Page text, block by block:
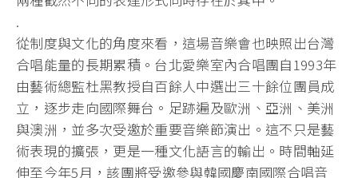
.
從制度與文化的角度來看， 這場音樂會也映照出台灣
合唱能量的長期累積。 台北愛樂室內合唱團自1993年
由藝術總監杜黑教授自百餘人中選出三十餘位團員成
立，逐步走向國際舞台。足跡遍及歐洲、亞洲、 美洲
與澳洲，並多次受邀於重要音樂節演出。 這不只是藝
術表現的擴張，更是一種文化語言的輸出。 時間軸延
伸至今年5月，該團將受邀參與韓國慶南國際合唱音